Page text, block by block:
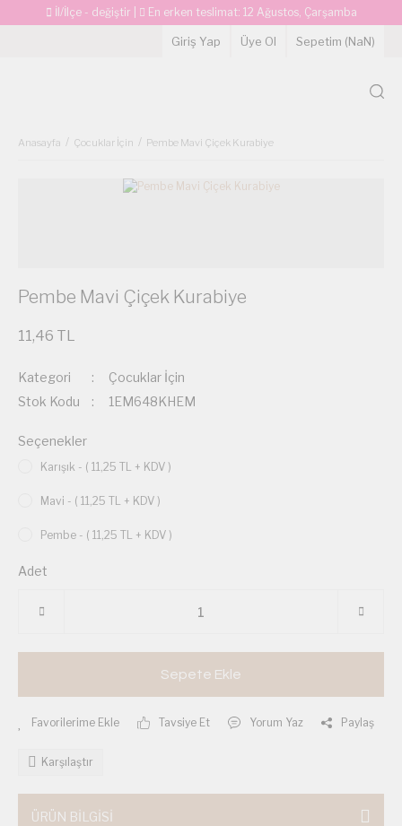
İl/İlçe - değiştir En erken teslimat: 12 Ağustos, Çarşamba
Giriş Yap Üye Ol Sepetim (NaN)
Anasayfa Çocuklar İçin Pembe Mavi Çiçek Kurabiye
Pembe Mavi Çiçek Kurabiye
11,46 TL
Kategori
Çocuklar İçin
Stok Kodu
1EM648KHEM
Seçenekler
Karışık - ( 11,25 TL + KDV )
Mavi - ( 11,25 TL + KDV )
Pembe - ( 11,25 TL + KDV )
Adet
Sepete Ekle
Tavsiye Et Yorum Yaz Paylaş
Karşılaştır
ÜRÜN BİLGİSİ